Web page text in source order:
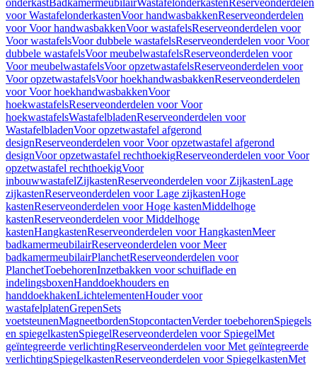
onderkastBadkamermeubilairWastafelonderkastenReserveonderdelen
voor WastafelonderkastenVoor handwasbakkenReserveonderdelen
voor Voor handwasbakkenVoor wastafelsReserveonderdelen voor
Voor wastafelsVoor dubbele wastafelsReserveonderdelen voor Voor
dubbele wastafelsVoor meubelwastafelsReserveonderdelen voor
Voor meubelwastafelsVoor opzetwastafelsReserveonderdelen voor
Voor opzetwastafelsVoor hoekhandwasbakkenReserveonderdelen
voor Voor hoekhandwasbakkenVoor
hoekwastafelsReserveonderdelen voor Voor
hoekwastafelsWastafelbladenReserveonderdelen voor
WastafelbladenVoor opzetwastafel afgerond
designReserveonderdelen voor Voor opzetwastafel afgerond
designVoor opzetwastafel rechthoekigReserveonderdelen voor Voor
opzetwastafel rechthoekigVoor
inbouwwastafelZijkastenReserveonderdelen voor ZijkastenLage
zijkastenReserveonderdelen voor Lage zijkastenHoge
kastenReserveonderdelen voor Hoge kastenMiddelhoge
kastenReserveonderdelen voor Middelhoge
kastenHangkastenReserveonderdelen voor HangkastenMeer
badkamermeubilairReserveonderdelen voor Meer
badkamermeubilairPlanchetReserveonderdelen voor
PlanchetToebehorenInzetbakken voor schuiflade en
indelingsboxenHanddoekhouders en
handdoekhakenLichtelementenHouder voor
wastafelplatenGrepenSets
voetsteunenMagneetbordenStopcontactenVerder toebehorenSpiegels
en spiegelkastenSpiegelReserveonderdelen voor SpiegelMet
geïntegreerde verlichtingReserveonderdelen voor Met geïntegreerde
verlichtingSpiegelkastenReserveonderdelen voor SpiegelkastenMet